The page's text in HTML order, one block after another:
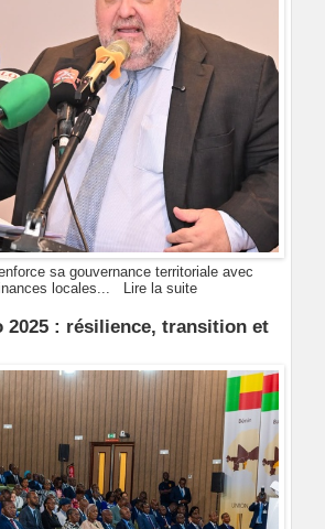
sa gouvernance territoriale avec
locales...
Lire la suite
2025 : résilience, transition et